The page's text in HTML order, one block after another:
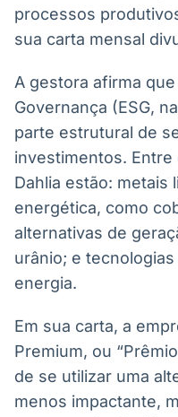
Soluções de Dados
e Conteúdos
processos
sua carta mensal
A gestora afirma
Governança (ESG,
parte estrutural de
investimentos.
Dahlia estão: metais
energética, como
alternativas de
urânio; e
energia.
Em sua carta, a
Premium, ou
de se utilizar uma
menos impactante,